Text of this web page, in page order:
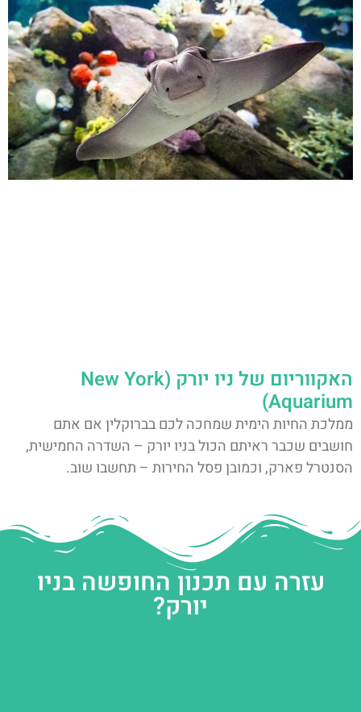
האקווריום של ניו יורק (New York
Aquarium)
ממלכת החיות הימית שמחכה לכם בברוקלין אם אתם
חושבים שכבר ראיתם הכול בניו יורק – השדרה החמישית,
הסנטרל פארק, וכמובן פסל החירות – תחשבו שוב.
עזרה עם תכנון החופשה בניו
יורק?